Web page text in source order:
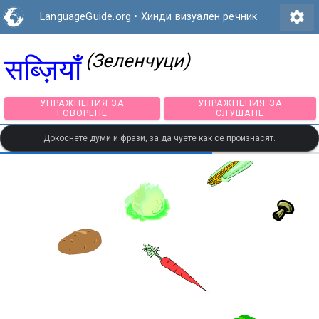
LanguageGuide.org • Хинди визуален речник settings
सब्ज़ियाँ (Зеленчуци)
УПРАЖНЕНИЯ ЗА
ГОВОРЕНЕ
УПРАЖНЕНИЯ
СЛУШАНЕ
Докоснете думи и фрази, за да чуете как се произнасят.